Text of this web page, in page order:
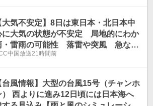
大気不安定】8日は東日本・北日本中
に大気の状態が不安定 局地的にわか
・雷雨の可能性 落雷や突風 急な強
に注意
中国放送21時間前
台風情報】大型の台風15号（チャンホ
） 西よりに進み12日頃には日本海へ